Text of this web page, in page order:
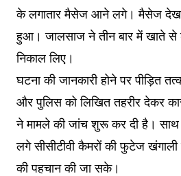
के लगातार मैसेज आने लगे। मैसेज
हुआ। जालसाज ने तीन बार में खाते
निकाल लिए।
घटना की जानकारी होने पर पीड़ित
और पुलिस को लिखित तहरीर देकर
ने मामले की जांच शुरू कर दी है।
लगे सीसीटीवी कैमरों की फुटेज खंगाली
की पहचान की जा सके।